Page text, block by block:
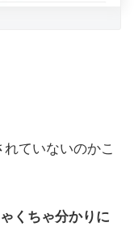
ていないのかこ
くちゃ分かりに